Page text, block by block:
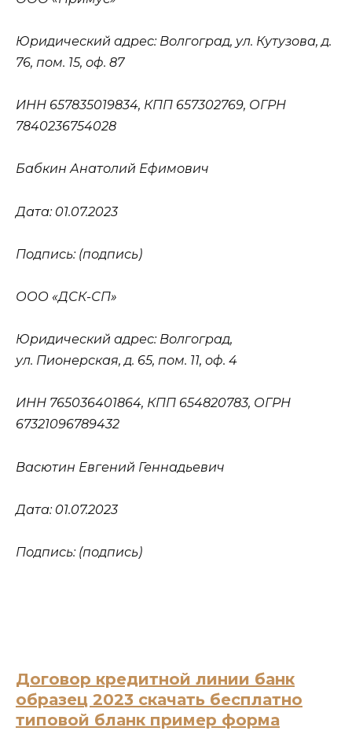
Юридический адрес: Волгоград, ул. Кутузова, д.
76, пом. 15, оф. 87
ИНН 657835019834, КПП 657302769, ОГРН
7840236754028
Бабкин Анатолий Ефимович
Дата: 01.07.2023
Подпись: (подпись)
ООО «ДСК-СП»
Юридический адрес: Волгоград,
ул. Пионерская, д. 65, пом. 11, оф. 4
ИНН 765036401864, КПП 654820783, ОГРН
67321096789432
Васютин Евгений Геннадьевич
Дата: 01.07.2023
Подпись: (подпись)
Договор кредитной линии банк
образец 2023 скачать бесплатно
типовой бланк пример форма